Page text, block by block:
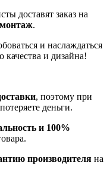
доставят заказ на
.
и наслаждаться
качества и дизайна!
, поэтому при
деньги.
и 100%
производителя на